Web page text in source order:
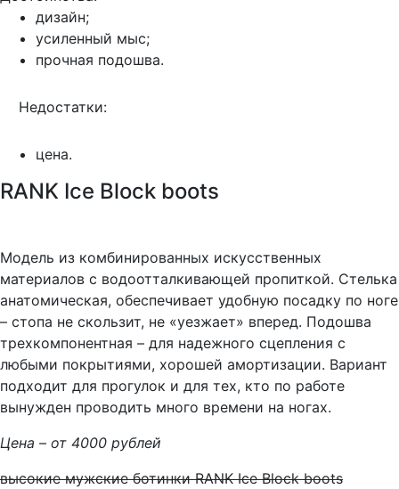
дизайн;
усиленный мыс;
прочная подошва.
Недостатки:
цена.
RANK Ice Block boots
Модель из комбинированных искусственных
материалов с водоотталкивающей пропиткой. Стелька
анатомическая, обеспечивает удобную посадку по ноге
– стопа не скользит, не «уезжает» вперед. Подошва
трехкомпонентная – для надежного сцепления с
любыми покрытиями, хорошей амортизации. Вариант
подходит для прогулок и для тех, кто по работе
вынужден проводить много времени на ногах.
Цена – от 4000 рублей
высокие мужские ботинки RANK Ice Block boots